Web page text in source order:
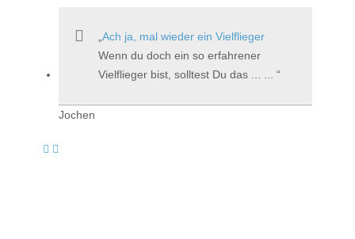
Ach ja, mal wieder ein Vielflieger
Wenn du doch ein so erfahrener
Vielflieger bist, solltest Du das ... ...
Jochen